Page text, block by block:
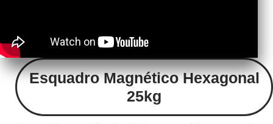
Esquadro Magnético Hexagonal
25kg